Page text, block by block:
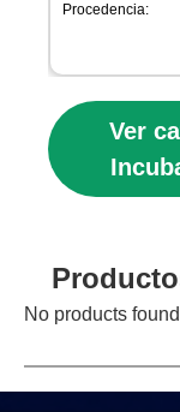
Procedencia:
Ver
No products